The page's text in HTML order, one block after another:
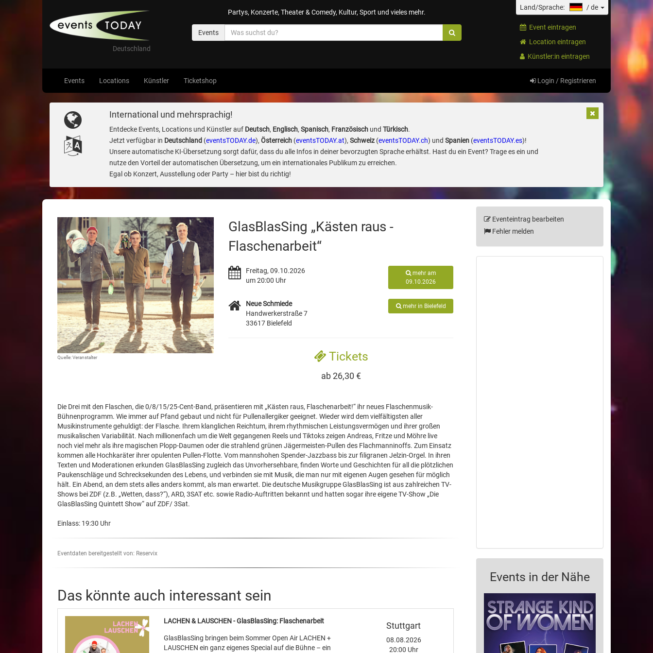
Deutschland
Partys, Konzerte, Theater & Comedy, Kultur, Sport und vieles mehr.
Events
Land/Sprache: /de
Event eintragen
Location eintragen
Künstler:in eintragen
Events Locations Künstler Ticketshop Login / Registrieren
International und mehrsprachig!
Entdecke Events, Locations und Künstler auf Deutsch, Englisch, Spanisch, Französischund Türkisch.
Jetzt verfügbar in Deutschland (eventsTODAY.de), Österreich(eventsTODAY.at), Schweiz(eventsTODAY.ch) und Spanien(eventsTODAY.es)!
Unsere automatische KI-Übersetzung sorgt dafür, dass du alle Infos in deiner bevorzugten Sprache erhältst. Hast du ein Event? Trage es ein und
nutze den Vorteil der automatischen Übersetzung, um ein internationales Publikum zu erreichen.
Egal ob Konzert, Ausstellung oder Party – hier bist du richtig!
Quelle: Veranstalter
GlasBlasSing „Kästen raus -
Flaschenarbeit“
Freitag, 09.10.2026
um 20:00 Uhr
mehr am
09.10.2026
Neue Schmiede
Handwerkerstraße 7
33617 Bielefeld
mehr in Bielefeld
Tickets
ab 26,30 €
Die Drei mit den Flaschen, die 0/8/15/25-Cent-Band, präsentieren mit „Kästen raus, Flaschenarbeit!“ ihr neues Flaschenmusik-
Bühnenprogramm. Wie immer auf Pfand gebaut und nicht für Pullenallergiker geeignet. Wieder wird dem vielfältigsten aller
Musikinstrumente gehuldigt: der Flasche. Ihrem klanglichen Reichtum, ihrem rhythmischen Leistungsvermögen und ihrer großen
musikalischen Variabilität. Nach millionenfach um die Welt gegangenen Reels und Tiktoks zeigen Andreas, Fritze und Möhre live
noch viel mehr als ihre magischen Plopp-Daumen oder die strahlend grünen Jägermeisten-Pullen des Flachmanninoffs. Zum Einsatz
kommen alle Hochkaräter ihrer opulenten Pullen-Flotte. Vom mannshohen Spender-Jazzbass bis zur filigranen Jelzin-Orgel. In ihren
Texten und Moderationen erkunden GlasBlasSing zugleich das Unvorhersehbare, finden Worte und Geschichten für all die plötzlichen
Paukenschläge und Schrecksekunden des Lebens, und verbinden sie mit Musik, die man nur mit eigenen Augen gesehen für möglich
hält. Ein Abend, an dem stets alles anders kommt, als man erwartet. Die deutsche Musikgruppe GlasBlasSing ist aus zahlreichen TV-
Shows bei ZDF (z.B. „Wetten, dass?“), ARD, 3SAT etc. sowie Radio-Auftritten bekannt und hatten sogar ihre eigene TV-Show „Die
GlasBlasSing Quintett Show“ auf ZDF/ 3Sat.
Einlass: 19:30 Uhr
Eventdaten bereitgestellt von: Reservix
Das könnte auch interessant sein
LACHEN & LAUSCHEN - GlasBlasSing: Flaschenarbeit
GlasBlasSing bringen beim Sommer Open Air LACHEN +
LAUSCHEN ein ganz eigenes Special auf die Bühne – ein
Stuttgart
08.08.2026
20:00 Uhr
Eventeintrag bearbeiten
Fehler melden
Events in der Nähe